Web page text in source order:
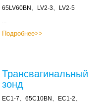
65LV60BN、LV2-3、LV2-5
...
Подробнее>>
Трансвагинальный
зонд
EC1-7、65C10BN、EC1-2、